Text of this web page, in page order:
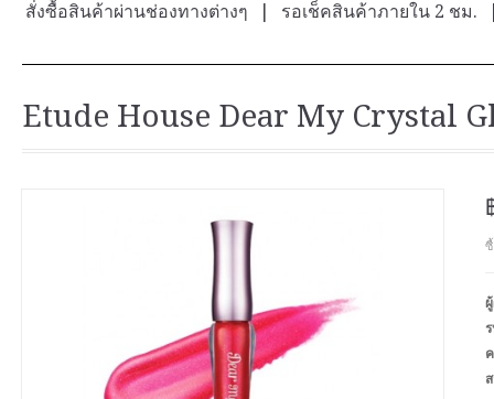
สั่งซื้อสินค้าผ่านช่องทางต่างๆ รอเช็คสินค้าภายใน 2 ชม.
Etude House Dear My Crystal